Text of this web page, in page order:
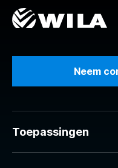
Neem
Toepassingen